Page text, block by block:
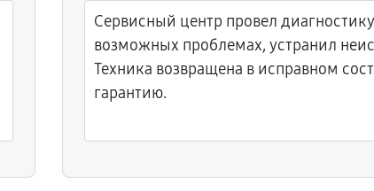
Сервисный центр провел
возможных проблемах, устранил
Техника возвращена в исправном
гарантию.